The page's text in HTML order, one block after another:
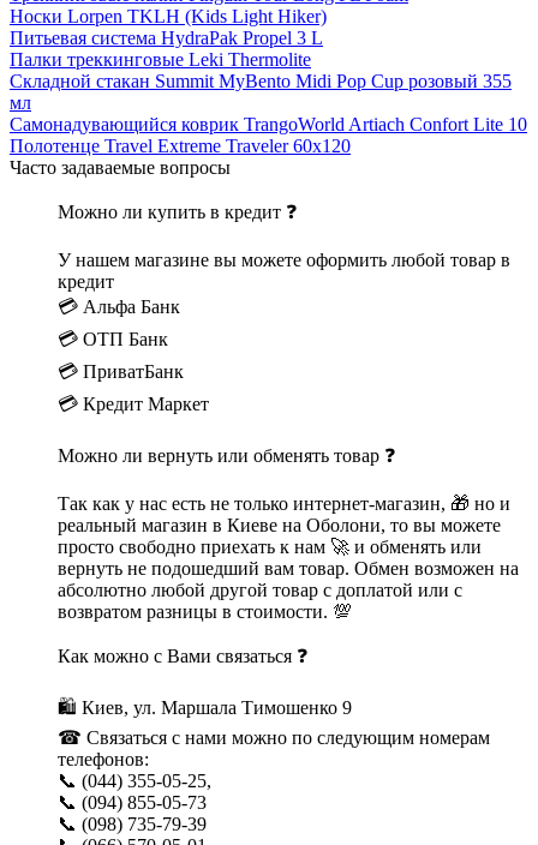
Носки Lorpen TKLH (Kids Light Hiker)
Питьевая система HydraPak Propel 3 L
Палки треккинговые Leki Thermolite
Складной стакан Summit MyBento Midi Pop Cup розовый 355
мл
Самонадувающийся коврик TrangoWorld Artiach Confort Lite 10
Полотенце Travel Extreme Traveler 60х120
Часто задаваемые вопросы
Можно ли купить в кредит ❓
У нашем магазине вы можете оформить любой товар в
кредит
💳 Альфа Банк
💳 ОТП Банк
💳 ПриватБанк
💳 Кредит Маркет
Можно ли вернуть или обменять товар ❓
Так как у нас есть не только интернет-магазин, 🎁 но и
реальный магазин в Киеве на Оболони, то вы можете
просто свободно приехать к нам 🚀 и обменять или
вернуть не подошедший вам товар. Обмен возможен на
абсолютно любой другой товар с доплатой или с
возвратом разницы в стоимости. 💯
Как можно с Вами связаться ❓
🛍 Киев, ул. Маршала Тимошенко 9
☎ Связаться с нами можно по следующим номерам
телефонов:
📞 (044) 355-05-25,
📞 (094) 855-05-73
📞 (098) 735-79-39